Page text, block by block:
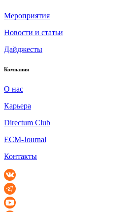
Мероприятия
Новости и статьи
Дайджесты
Компания
О нас
Карьера
Directum Club
ECM-Journal
Контакты